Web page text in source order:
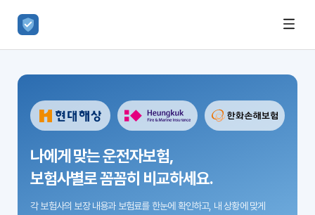
나에게 맞는 운전자보험,
보험사별로 꼼꼼히 비교하세요.
각 보험사의 보장 내용과 보험료를 한눈에 확인하고, 내 상황에 맞게